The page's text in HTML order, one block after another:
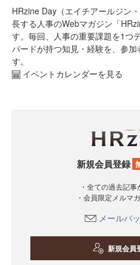
HRzine Day（エイチアールジン
長する人事のWebマガジン「
す。毎回、人事の重要課題を1つ
パードが持つ知見・経験を、参
す。
イベントカレンダーを見る
新規会員登録
・全ての過去記
・会員限定メルマ
メールバ
新規会員